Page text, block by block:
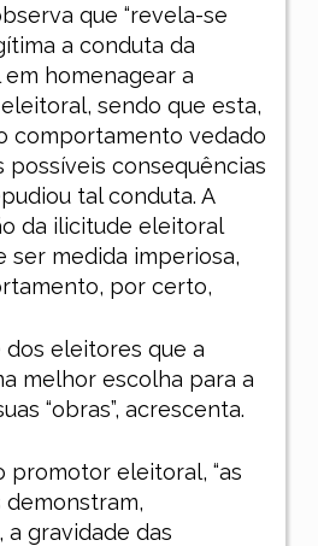
que “revela-se
a conduta da
homenagear a
sendo que esta,
comportamento vedado
possíveis consequências
tal conduta. A
da ilicitude eleitoral
ser medida imperiosa,
por certo,
eleitores que a
melhor escolha para a
“obras”, acrescenta.
promotor eleitoral, “as
demonstram,
gravidade das